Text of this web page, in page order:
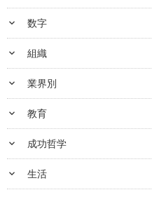
keyboard_arrow_down 数字
keyboard_arrow_down 組織
keyboard_arrow_down 業界別
keyboard_arrow_down 教育
keyboard_arrow_down 成功哲学
keyboard_arrow_down 生活